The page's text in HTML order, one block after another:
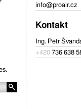
info@proair.cz
Kontakt
Ing. Petr
+420 736 638